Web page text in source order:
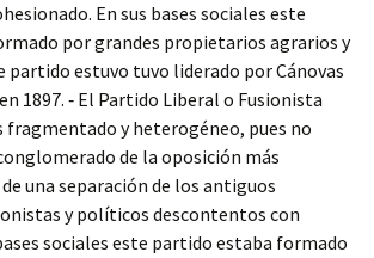
En sus bases sociales este
por grandes propietarios agrarios y
partido estuvo tuvo liderado por Cánovas
1897. ‐ El Partido Liberal o Fusionista
fragmentado y heterogéneo, pues no
de la oposición más
una separación de los antiguos
y políticos descontentos con
sociales este partido estaba formado